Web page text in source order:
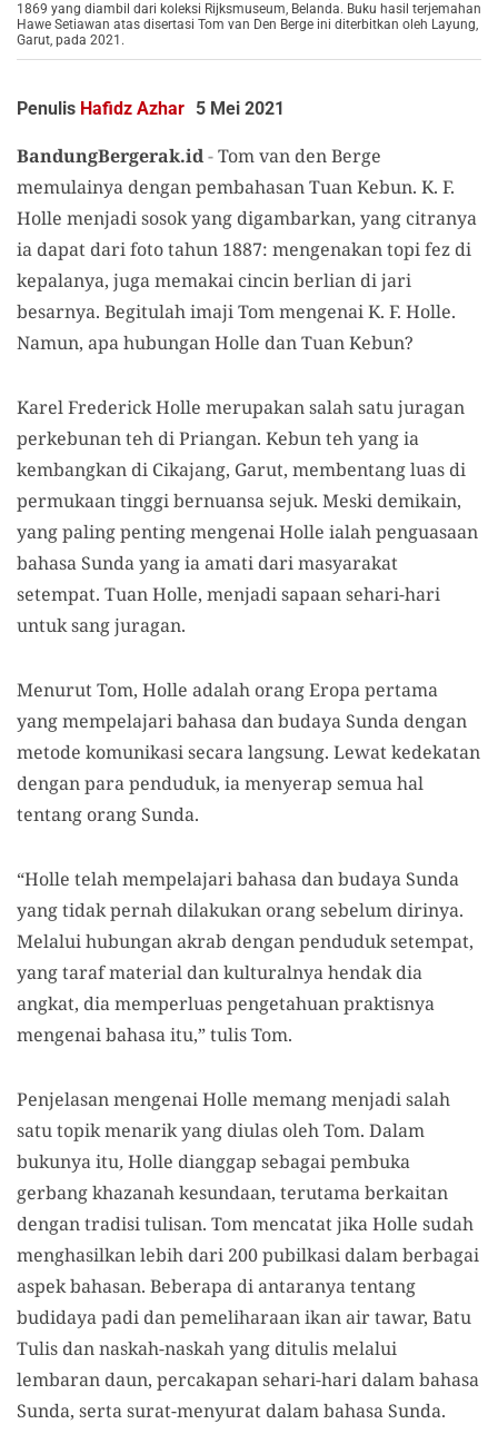
1869 yang diambil dari koleksi Rijksmuseum, Belanda. Buku hasil terjemahan
Hawe Setiawan atas disertasi Tom van Den Berge ini diterbitkan oleh Layung,
Garut, pada 2021.
Penulis Hafidz Azhar 5 Mei 2021
BandungBergerak.id-Tom van den Berge
memulainya dengan pembahasan Tuan Kebun. K. F.
Holle menjadi sosok yang digambarkan, yang citranya
ia dapat dari foto tahun 1887: mengenakan topi fez di
kepalanya, juga memakai cincin berlian di jari
besarnya. Begitulah imaji Tom mengenai K. F. Holle.
Namun, apa hubungan Holle dan Tuan Kebun?
Karel Frederick Holle merupakan salah satu juragan
perkebunan teh di Priangan. Kebun teh yang ia
kembangkan di Cikajang, Garut, membentang luas di
permukaan tinggi bernuansa sejuk. Meski demikain,
yang paling penting mengenai Holle ialah penguasaan
bahasa Sunda yang ia amati dari masyarakat
setempat. Tuan Holle, menjadi sapaan sehari-hari
untuk sang juragan.
Menurut Tom, Holle adalah orang Eropa pertama
yang mempelajari bahasa dan budaya Sunda dengan
metode komunikasi secara langsung. Lewat kedekatan
dengan para penduduk, ia menyerap semua hal
tentang orang Sunda.
“Holle telah mempelajari bahasa dan budaya Sunda
yang tidak pernah dilakukan orang sebelum dirinya.
Melalui hubungan akrab dengan penduduk setempat,
yang taraf material dan kulturalnya hendak dia
angkat, dia memperluas pengetahuan praktisnya
mengenai bahasa itu,” tulis Tom.
Penjelasan mengenai Holle memang menjadi salah
satu topik menarik yang diulas oleh Tom. Dalam
bukunya itu,Holle dianggap sebagai pembuka
gerbang khazanah kesundaan, terutama berkaitan
dengan tradisi tulisan. Tom mencatat jika Holle sudah
menghasilkan lebih dari 200 pubilkasi dalam berbagai
aspek bahasan. Beberapa di antaranya tentang
budidaya padi dan pemeliharaan ikan air tawar, Batu
Tulis dan naskah-naskah yang ditulis melalui
lembaran daun, percakapan sehari-hari dalam bahasa
Sunda, serta surat-menyurat dalam bahasa Sunda.